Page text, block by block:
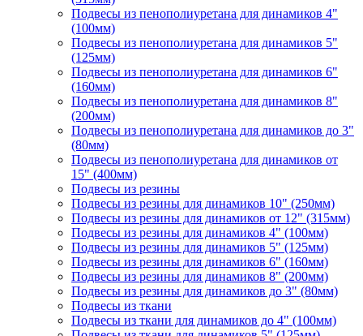
Подвесы из пенополиуретана для динамиков 4"
(100мм)
Подвесы из пенополиуретана для динамиков 5"
(125мм)
Подвесы из пенополиуретана для динамиков 6"
(160мм)
Подвесы из пенополиуретана для динамиков 8"
(200мм)
Подвесы из пенополиуретана для динамиков до 3"
(80мм)
Подвесы из пенополиуретана для динамиков от
15" (400мм)
Подвесы из резины
Подвесы из резины для динамиков 10" (250мм)
Подвесы из резины для динамиков от 12" (315мм)
Подвесы из резины для динамиков 4" (100мм)
Подвесы из резины для динамиков 5" (125мм)
Подвесы из резины для динамиков 6" (160мм)
Подвесы из резины для динамиков 8" (200мм)
Подвесы из резины для динамиков до 3" (80мм)
Подвесы из ткани
Подвесы из ткани для динамиков до 4" (100мм)